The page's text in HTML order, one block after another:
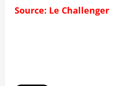
Source: Le Challenger